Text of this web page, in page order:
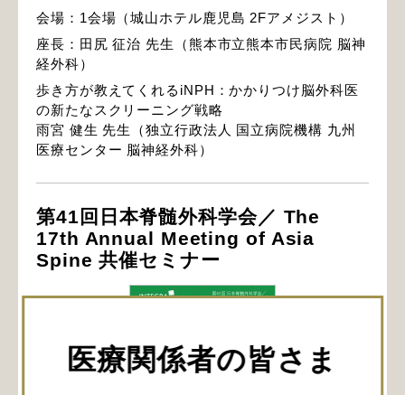
医療関係者の皆さま
会場：1会場（城山ホテル鹿児島 2Fアメジスト）
座長：田尻 征治 先生（熊本市立熊本市民病院 脳神
経外科）
歩き方が教えてくれるiNPH：かかりつけ脳外科医
の新たなスクリーニング戦略
雨宮 健生 先生（独立行政法人 国立病院機構 九州
医療センター 脳神経外科）
第41回日本脊髄外科学会／ The
17th Annual Meeting of Asia
Spine 共催セミナー